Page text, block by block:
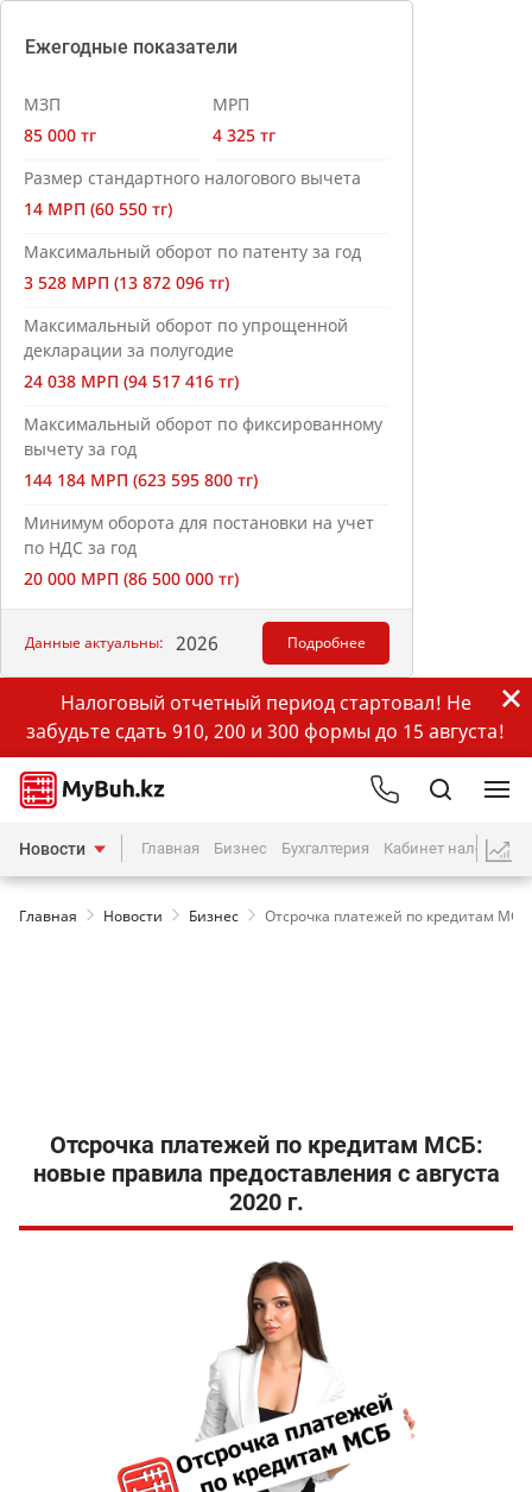
Ежегодные показатели
МЗП
85 000 тг
МРП
4 325 тг
Размер стандартного налогового вычета
14 МРП (60 550 тг)
Максимальный оборот по патенту за год
3 528 МРП (13 872 096 тг)
Максимальный оборот по упрощенной
декларации за полугодие
24 038 МРП (94 517 416 тг)
Максимальный оборот по фиксированному
вычету за год
144 184 МРП (623 595 800 тг)
Минимум оборота для постановки на учет
по НДС за год
20 000 МРП (86 500 000 тг)
Данные актуальны: 2026 Подробнее
Налоговый отчетный период стартовал! Не
забудьте сдать 910, 200 и 300 формы до 15 августа!
Новости Главная Бизнес Бухгалтерия Кабинет
Главная Новости Бизнес Отсрочка платежей по кредитам
Отсрочка платежей по кредитам МСБ:
новые правила предоставления с августа
2020 г.